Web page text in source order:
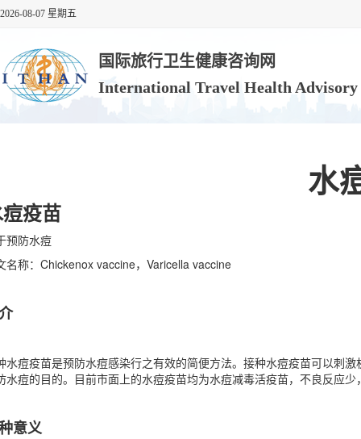
2026-08-07 星期五
国际旅行卫生健康咨询网
International Travel Health
水
疫苗
预防水痘
名称：Chickenox vaccine，Varicella vaccine
水痘疫苗是预防水痘感染行之有效的简便方法。接种水痘疫苗可以刺
水痘的目的。目前市面上的水痘疫苗均为水痘减毒活疫苗，不良反应少
意义